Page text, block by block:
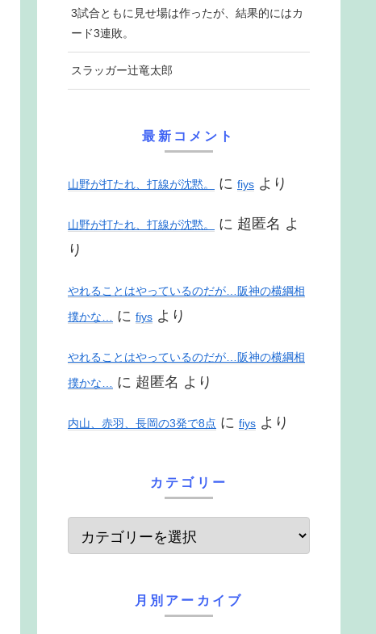
3試合ともに見せ場は作ったが、結果的にはカ
ード3連敗。
スラッガー辻竜太郎
最新コメント
山野が打たれ、打線が沈黙。 に fiys より
山野が打たれ、打線が沈黙。 に 超匿名 よ
り
やれることはやっているのだが…阪神の横綱相
撲かな… に fiys より
やれることはやっているのだが…阪神の横綱相
撲かな… に 超匿名 より
内山、赤羽、長岡の3発で8点 に fiys より
カテゴリー
月別アーカイブ